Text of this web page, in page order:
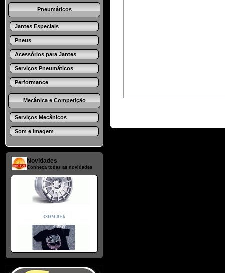
Pneumáticos
Jantes Especiais
Pneus
Acessórios para Jantes
Serviços Pneumáticos
Performance
Mecânica e Competição
Serviços Mecânicos
Som e Imagem
Novidades
Conheça todas as novidades